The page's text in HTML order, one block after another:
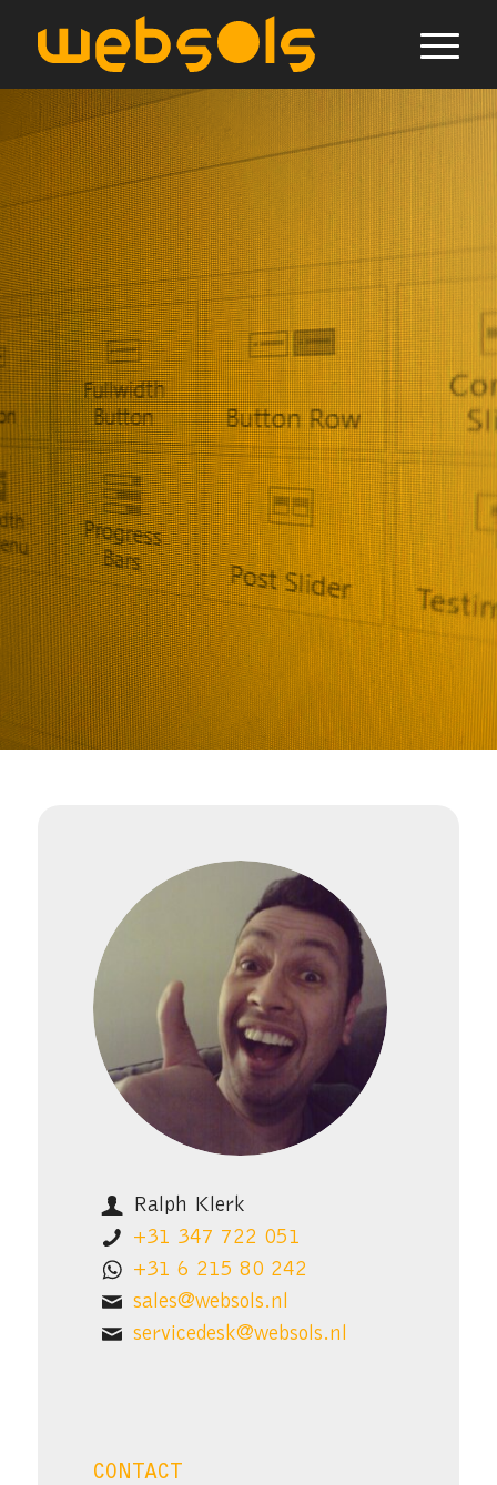
CONTACT
Contact
opnemen
Neem eenvoudig contact op met
Websols en ontdek wat we voor jouw
website, webshop of software kunnen
betekenen. Laat je gegevens achter of
bel direct, dan nemen we snel en
vrijblijvend contact met je op om je
vraag of idee te bespreken.
Ralph Klerk
+31 347 722 051
+31 6 215 80 242
sales@websols.nl
servicedesk@websols.nl
CONTACT